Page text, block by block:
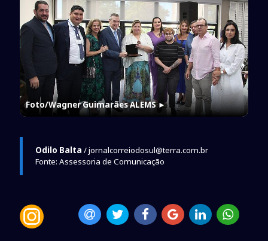
Foto/Wagner Guimarães ALEMS►
Odilo Balta / jornalcorreiodosul@terra.com.br
Fonte: Assessoria de Comunicação